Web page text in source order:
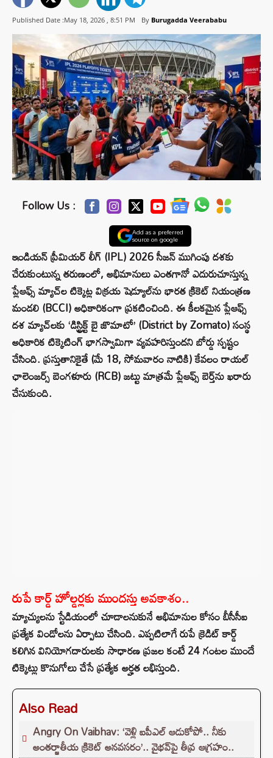
Published Date :May 18, 2026 , 8:51 PM By Burugadda Veerababu
Follow Us :
Add as a preferred
source on google
ఇండియన్ ప్రీమియర్ లీగ్ (IPL) 2026 సీజన్ ముగింపు దశకు
చేరుకుంటున్న తరుణంలో, అభిమానులు ఎంతగానో ఎదురుచూస్తున్న
ప్లేఆఫ్స్ మ్యాచ్‌ల టిక్కెట్ల విక్రయ షెడ్యూల్‌ను భారత క్రికెట్ నియంత్రణ
మండలి (BCCI) అధికారికంగా ప్రకటించింది. ఈ కీలకమైన ప్లేఆఫ్స్
దశ మ్యాచ్‌లకు ‘డిస్ట్రిక్ట్ బై జొమాటో’ (District by Zomato) సంస్థ
అధికారిక టిక్కెటింగ్ భాగస్వామిగా వ్యవహరిస్తుందని బోర్డు స్పష్టం
చేసింది. ప్రస్తుతానికైతే (మే 18, సోమవారం నాటికి) కేవలం రాయల్
ఛాలెంజర్స్ బెంగళూరు (RCB) జట్టు మాత్రమే ప్లేఆఫ్స్ బెర్త్‌ను ఖరారు
చేసుకుంది.
రుపే కార్డ్ హోల్డర్లకు ముందస్తు అవకాశం..
మ్యాచ్యులను స్టేడియంలో చూడాలనుకునే అభిమానుల కోసం బీసీసీఐ
ప్రత్యేక విండోలను ఏర్పాటు చేసింది. ఎప్పటిలాగే రుపే క్రెడిట్ కార్డ్
కలిగిన వినియోగదారులకు సాధారణ ప్రజల కంటే 24 గంటల ముందే
టిక్కెట్లు కొనుగోలు చేసే ప్రత్యేక అర్హత లభిస్తుంది.
Also Read
Angry On Vaibhav: ‘వెళ్లి ఐపీఎల్ ఆడుకోపో.. నీకు
అంతర్జాతీయ క్రికెట్ అనవసరం’.. వైభవ్‌పై తీవ్ర ఆగ్రహం..